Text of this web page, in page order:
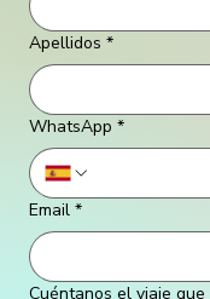
Apellidos *
WhatsApp *
Email *
Cuéntanos el